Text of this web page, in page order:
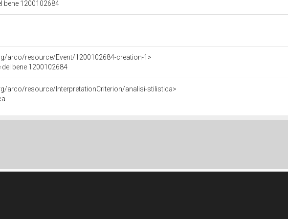
bene 1200102684
arco/resource/Event/1200102684-creation-1>
del bene 1200102684
arco/resource/InterpretationCriterion/analisi-stilistica>